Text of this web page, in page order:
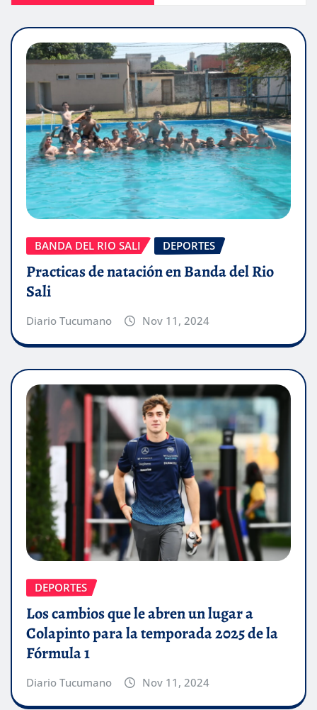
BANDA DEL RIO SALI DEPORTES
Practicas de natación en Banda del Rio
Sali
Diario Tucumano Nov 11, 2024
DEPORTES
Los cambios que le abren un lugar a
Colapinto para la temporada 2025 de la
Fórmula 1
Diario Tucumano Nov 11, 2024